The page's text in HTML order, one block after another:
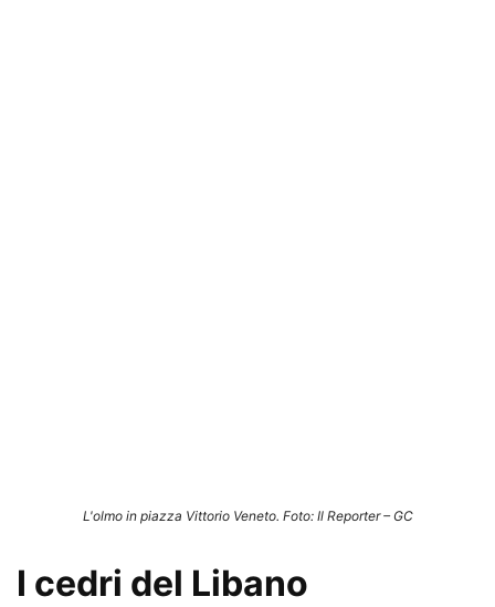
L'olmo in piazza Vittorio Veneto. Foto: Il Reporter – GC
I cedri del Libano